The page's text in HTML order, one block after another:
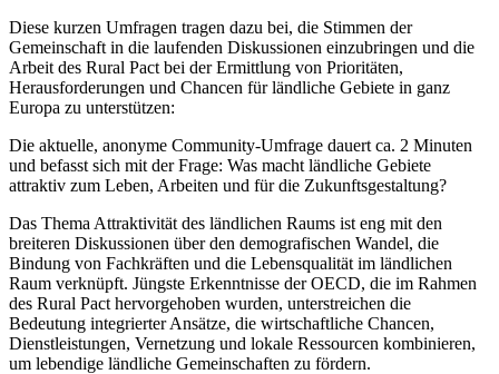
Diese kurzen Umfragen tragen dazu bei, die Stimmen der
Gemeinschaft in die laufenden Diskussionen einzubringen und die
Arbeit des Rural Pact bei der Ermittlung von Prioritäten,
Herausforderungen und Chancen für ländliche Gebiete in ganz
Europa zu unterstützen:
Die aktuelle, anonyme Community-Umfrage dauert ca. 2 Minuten
und befasst sich mit der Frage: Was macht ländliche Gebiete
attraktiv zum Leben, Arbeiten und für die Zukunftsgestaltung?
Das Thema Attraktivität des ländlichen Raums ist eng mit den
breiteren Diskussionen über den demografischen Wandel, die
Bindung von Fachkräften und die Lebensqualität im ländlichen
Raum verknüpft. Jüngste Erkenntnisse der OECD, die im Rahmen
des Rural Pact hervorgehoben wurden, unterstreichen die
Bedeutung integrierter Ansätze, die wirtschaftliche Chancen,
Dienstleistungen, Vernetzung und lokale Ressourcen kombinieren,
um lebendige ländliche Gemeinschaften zu fördern.